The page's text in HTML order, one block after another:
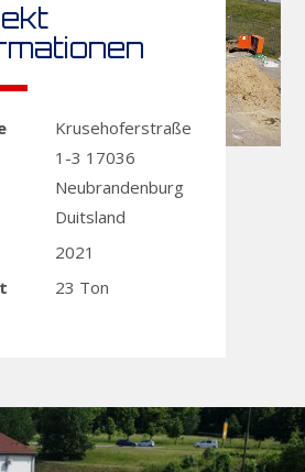
Krusehoferstraße
1-3 17036
Neubrandenburg
Duitsland
2021
23 Ton